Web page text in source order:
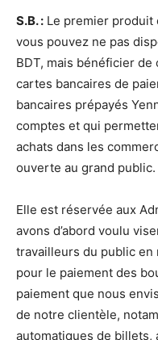
S.B. : Le premier produit
vous pouvez ne pas
BDT, mais bénéficier
cartes bancaires de
bancaires prépayés
comptes et qui
achats dans les
ouverte au grand public.
Elle est réservée aux
avons d’abord voulu
travailleurs du public en
pour le paiement des
paiement que nous
de notre clientèle,
automatiques de billets,